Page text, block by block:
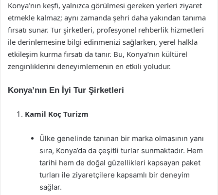
Konya’nın keşfi, yalnızca görülmesi gereken yerleri ziyaret
etmekle kalmaz; aynı zamanda şehri daha yakından tanıma
fırsatı sunar. Tur şirketleri, profesyonel rehberlik hizmetleri
ile derinlemesine bilgi edinmenizi sağlarken, yerel halkla
etkileşim kurma fırsatı da tanır. Bu, Konya’nın kültürel
zenginliklerini deneyimlemenin en etkili yoludur.
Konya’nın En İyi Tur Şirketleri
Kamil Koç Turizm
Ülke genelinde tanınan bir marka olmasının yanı
sıra, Konya’da da çeşitli turlar sunmaktadır. Hem
tarihi hem de doğal güzellikleri kapsayan paket
turları ile ziyaretçilere kapsamlı bir deneyim
sağlar.